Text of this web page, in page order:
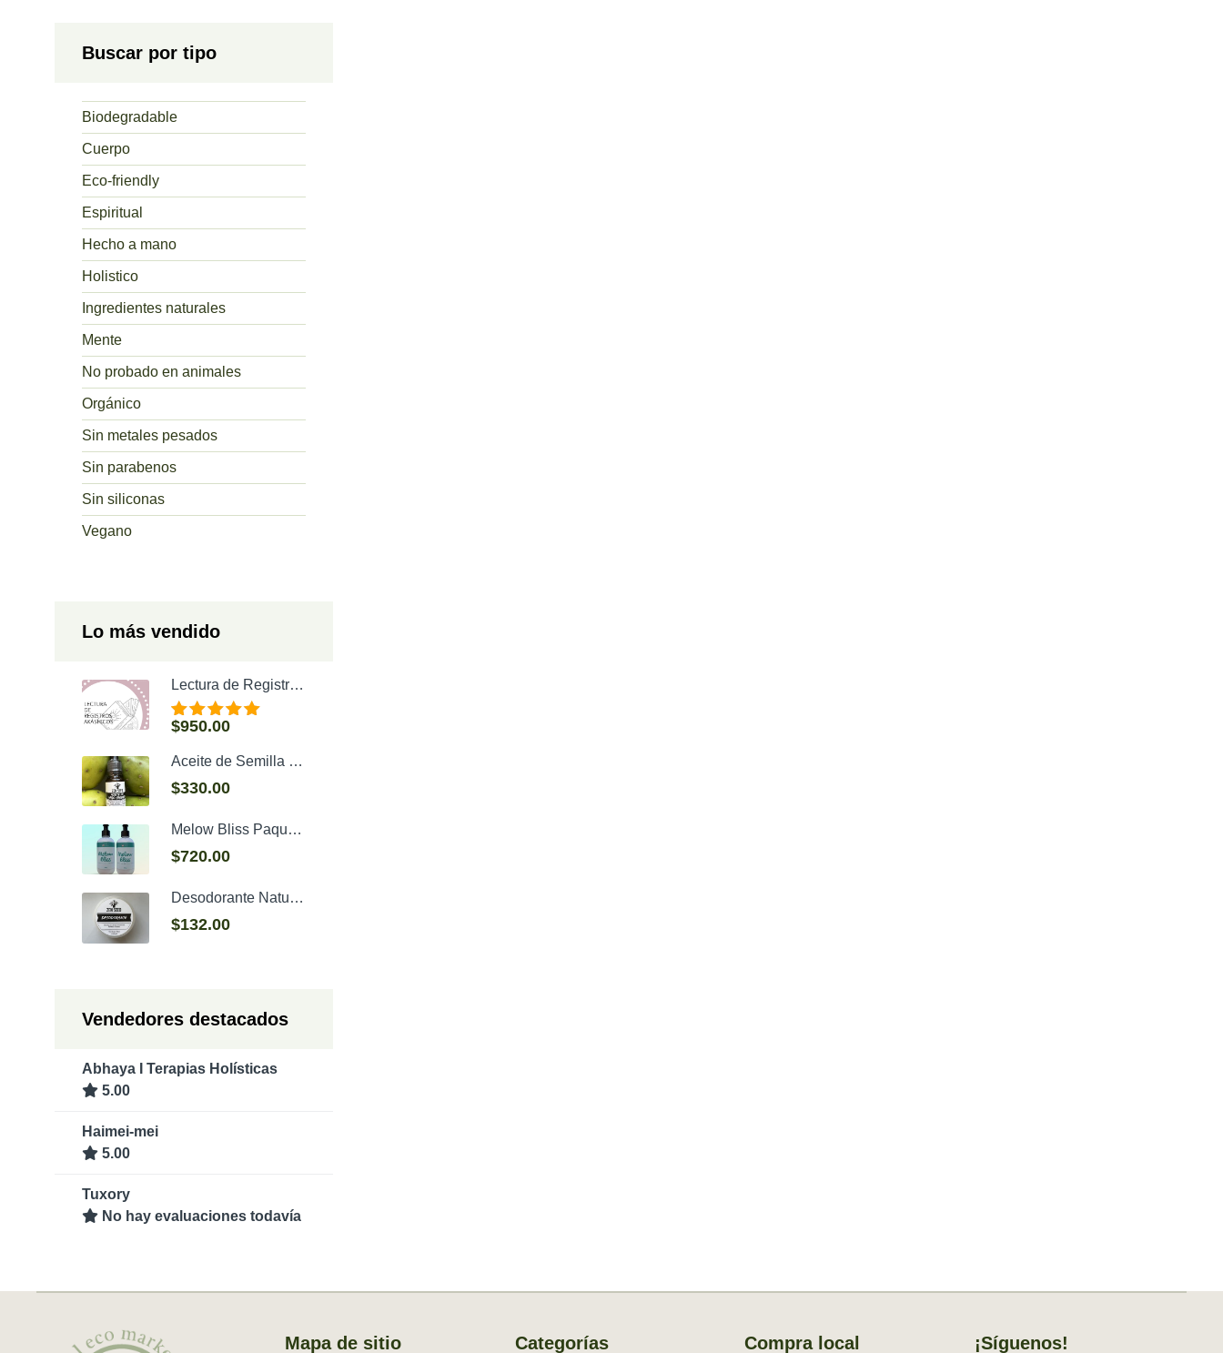
Buscar por tipo
Biodegradable
Cuerpo
Eco-friendly
Espiritual
Hecho a mano
Holistico
Ingredientes naturales
Mente
No probado en animales
Orgánico
Sin metales pesados
Sin parabenos
Sin siliconas
Vegano
Lo más vendido
Lectura de Registros Akáshicos
Valorado con
$950.00
Aceite de Semilla de Tuna (Higo Chumbo)
$330.00
Melow Bliss Paquete Dúo (2 piezas / 250g c/u)
$720.00
Desodorante Natural
$132.00
Vendedores destacados
Abhaya I Terapias Holísticas
5.00
Haimei-mei
5.00
Tuxory
No hay evaluaciones todavía
Mapa de sitio Categorías Compra local ¡Síguenos!